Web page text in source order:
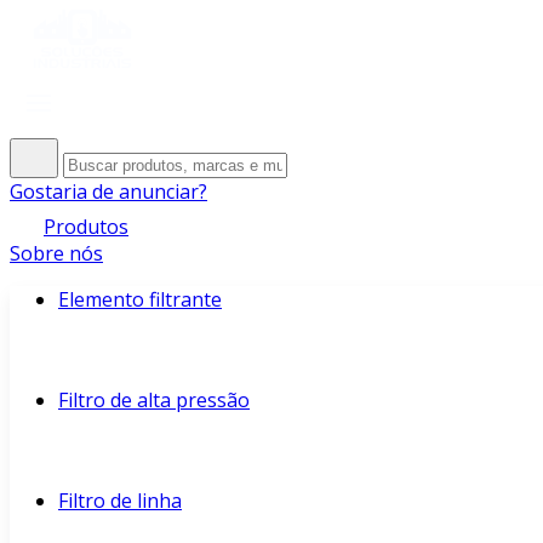
Gostaria de anunciar?
Produtos
Sobre nós
Elemento filtrante
Filtro de alta pressão
Filtro de linha